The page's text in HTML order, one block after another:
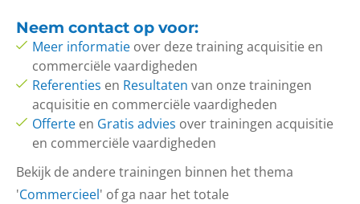
Neem contact op voor:
Meer informatie over deze training acquisitie en
commerciële vaardigheden
Referenties en Resultaten van onze trainingen
acquisitie en commerciële vaardigheden
Offerte en Gratis advies over trainingen acquisitie
en commerciële vaardigheden
Bekijk de andere trainingen binnen het thema
'Commercieel' of ga naar het totale